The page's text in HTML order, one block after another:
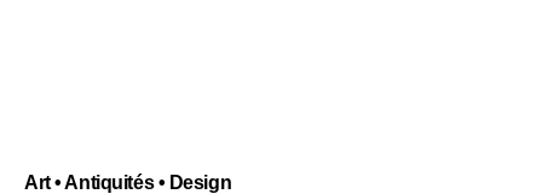
Art • Antiquités • Design